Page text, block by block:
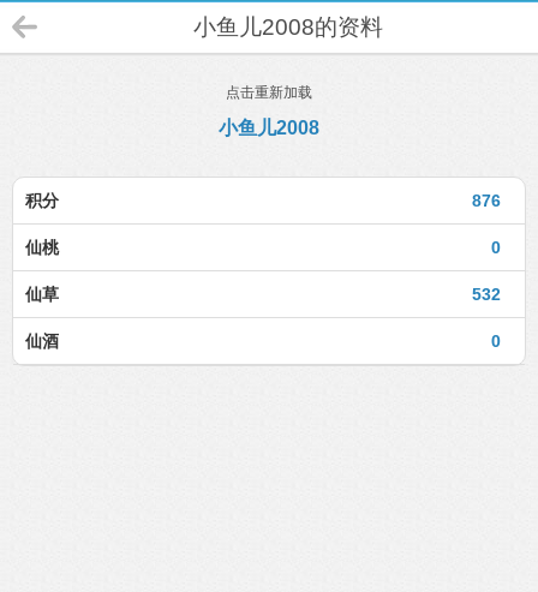
小鱼儿2008的资料
点击重新加载
小鱼儿2008
876
积分
0
仙桃
532
仙草
0
仙酒